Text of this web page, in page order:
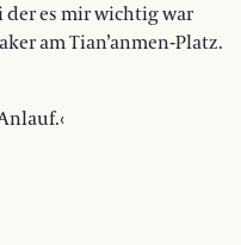
der es mir wichtig war
am Tian’anmen-Platz.